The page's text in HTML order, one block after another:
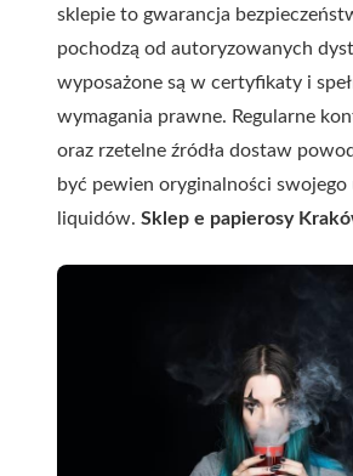
sklepie to gwarancja
pochodzą od autoryzowanych
wyposażone są w certyfikaty i
wymagania prawne. Regularne
oraz rzetelne źródła dostaw
być pewien oryginalności swojego
liquidów. Sklep e papierosy